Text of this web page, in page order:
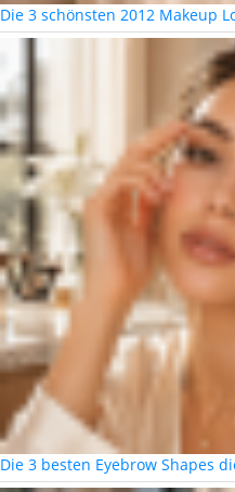
Die 3 schönsten 2012 Makeup
Die 3 besten Eyebrow Shapes